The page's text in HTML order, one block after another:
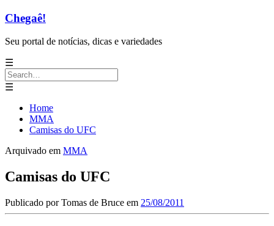
Chegaê!
Seu portal de notícias, dicas e variedades
☰
Search
for:
☰
Home
MMA
Camisas do UFC
Arquivado em MMA
Camisas do UFC
Publicado porTomas de Bruce em 25/08/2011